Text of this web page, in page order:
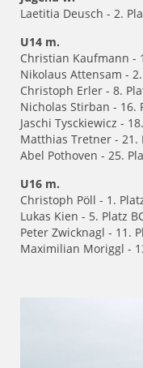
Laetitia Deusch - 2.
U14 m.
Christian Kaufmann -
Nikolaus Attensam -
Christoph Erler - 8.
Nicholas Stirban - 16.
Jaschi Tysckiewicz -
Matthias Tretner - 21.
Abel Pothoven - 25.
U16 m.
Christoph Pöll - 1.
Lukas Kien - 5. Platz
Peter Zwicknagl - 11.
Maximilian Moriggl -